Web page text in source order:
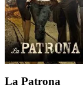
La Patrona